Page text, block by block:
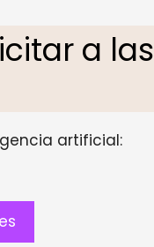
a las
artificial: